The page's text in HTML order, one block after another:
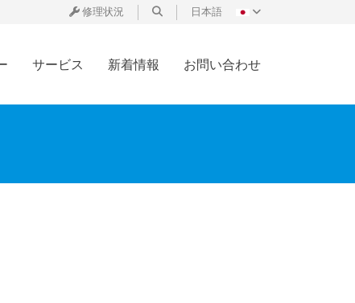
修理状況 日本語
サービス 新着情報 お問い合わせ